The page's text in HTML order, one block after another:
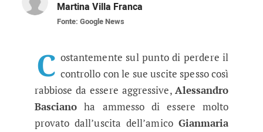
Martina Villa Franca
Fonte: Google News
GF Vip, Alessandro Basciano
C ostantemente sul punto di perdere il
controllo con le sue uscite spesso così
rabbiose da essere aggressive,Alessandro
Basciano ha ammesso di essere molto
provato dall’uscita dell’amico Gianmaria